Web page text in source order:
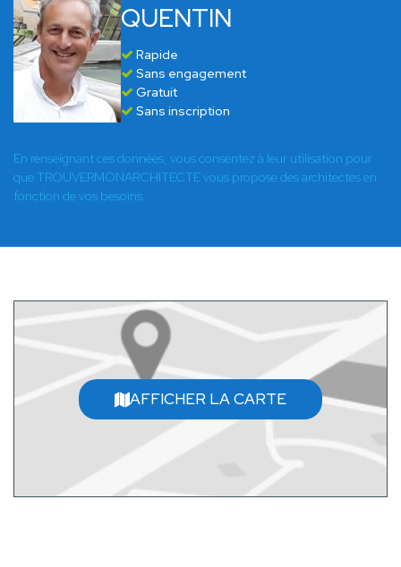
QUENTIN
Rapide
Sans engagement
Gratuit
Sans inscription
En renseignant ces données, vous consentez à leur utilisation pour
que TROUVERMONARCHITECTE vous propose des architectes en
fonction de vos besoins.
AFFICHER LA CARTE